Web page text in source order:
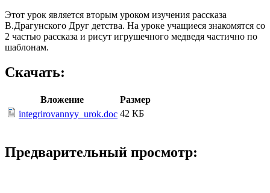
Этот урок является вторым уроком изучения рассказа
В.Драгунского Друг детства. На уроке учащиеся знакомятся со
2 частью рассказа и рисут игрушечного медведя частично по
шаблонам.
Скачать:
Вложение
Размер
integrirovannyy_urok.doc 42 КБ
Предварительный просмотр: